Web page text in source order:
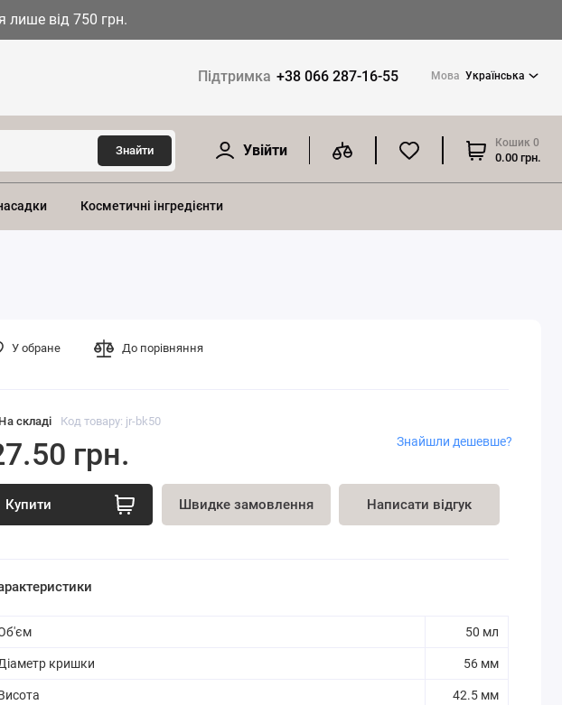
лише від 750 грн.
Підтримка +38 066 287-16-55 Мова Українська
Знайти Увійти Кошик 0
0.00 грн.
Косметичні інгредієнти
На складі Код товару: jr-bk50
грн.
Купити Швидке замовлення Написати відгук
Знайшли дешевше?
У обране До порівняння
50 мл
кришки 56 мм
42.5 мм